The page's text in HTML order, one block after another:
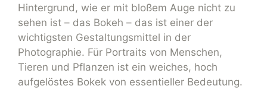
Hintergrund, wie er mit bloßem Auge nicht zu
sehen ist – das Bokeh – das ist einer der
wichtigsten Gestaltungsmittel in der
Photographie. Für Portraits von Menschen,
Tieren und Pflanzen ist ein weiches, hoch
aufgelöstes Bokek von essentieller Bedeutung.